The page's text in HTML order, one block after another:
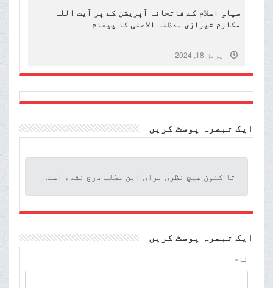
سپاہِ اسلام کے فاتحانہ آپریشن کے پر آیت اللہ
مکارم شیرازی مدظلہ الاعلی کا پیغام
اپریل 18, 2024
ایک تبصرہ پوسٹ کریں
تا کنون هیچ نظری برای این مطلب درج نشده است.
ایک تبصرہ پوسٹ کریں
نام